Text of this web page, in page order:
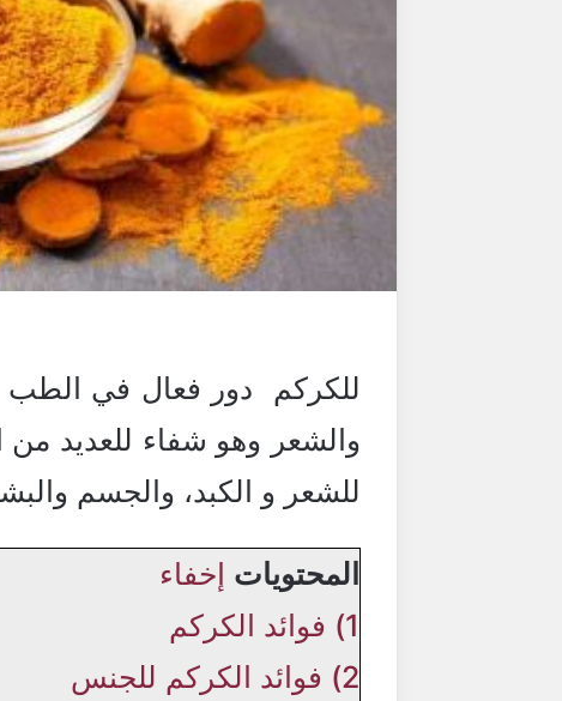
للكركم دور فعال في الطب
والشعر وهو شفاء للعديد من
للشعر و الكبد، والجسم
المحتويات إخفاء
1) فوائد الكركم
2) فوائد الكركم للجنس